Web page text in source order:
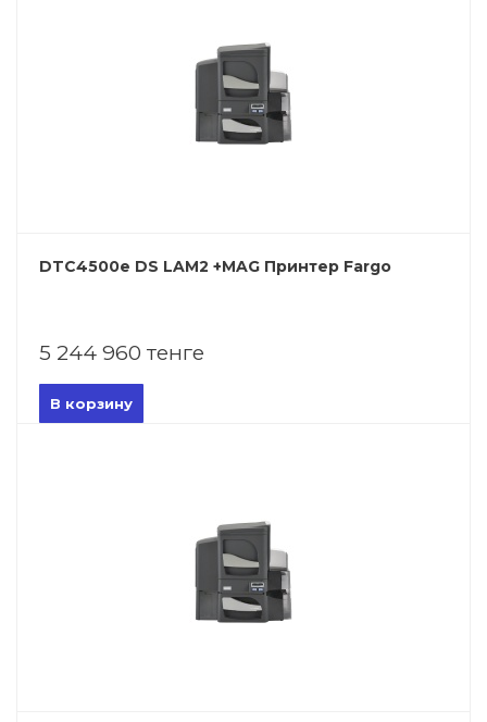
DTC4500e DS LAM2 +MAG Принтер Fargo
5 244 960 тенге
В корзину